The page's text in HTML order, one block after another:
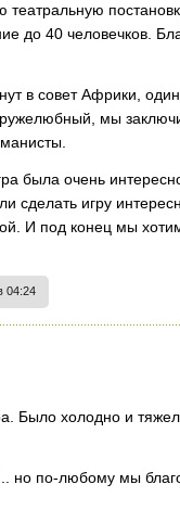
до 40 человечков.
в совет Африки,
мы
была очень
сделать игру
И под конец мы
04:24
Было холодно и
но по-любому мы